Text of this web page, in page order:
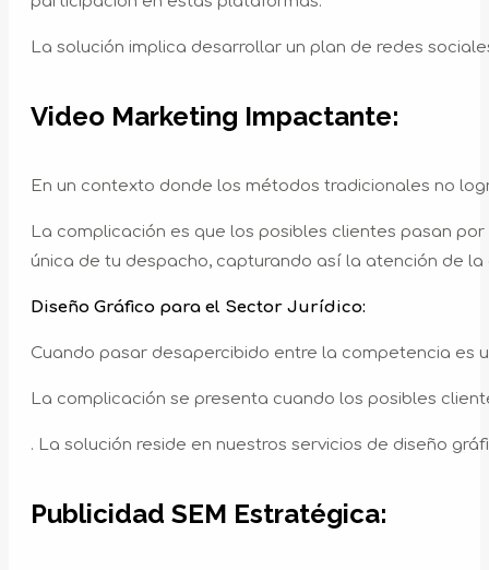
La solución implica desarrollar un plan de redes
Video Marketing Impactante:
En un contexto donde los métodos tradicionales no
La complicación es que los posibles clientes pasan
única de tu despacho, capturando así la atención de
Diseño Gráfico para el Sector Jurídico:
Cuando pasar desapercibido entre la competencia es
La complicación se presenta cuando los posibles
. La solución reside en nuestros servicios de diseño
Publicidad SEM Estratégica: